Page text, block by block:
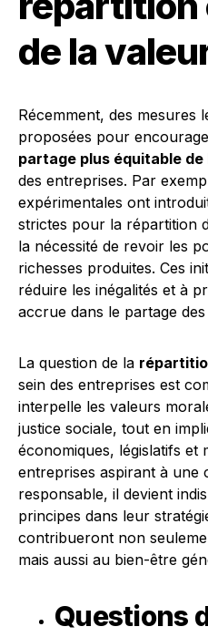
de la
Récemment, des mesures
proposées pour
partage plus équitable de
des entreprises. Par
expérimentales ont
strictes pour la répartition
la nécessité de revoir les
richesses produites. Ces
réduire les inégalités et à
accrue dans le partage
La question de la
sein des entreprises est
interpelle les valeurs
justice sociale, tout en
économiques, législatifs et
entreprises aspirant à une
responsable, il devient
principes dans leur
contribueront non
mais aussi au bien-être
Questions